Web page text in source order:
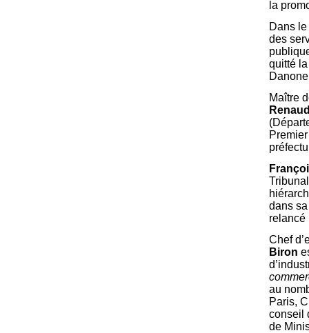
la
Dans
des
quitté
Maître
dans
relancé
Chef
Biron
au
Paris,
conseil
de